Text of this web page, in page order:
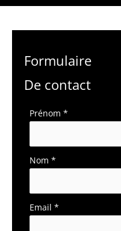
Formulaire
De contact
Formulaire
avec
téléphone
Prénom *
Nom *
Email *